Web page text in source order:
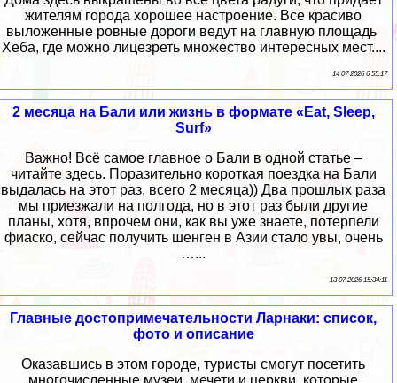
жителям города хорошее настроение. Все красиво
выложенные ровные дороги ведут на главную площадь
Хеба, где можно лицезреть множество интересных мест....
14 07 2026 6:55:17
2 месяца на Бали или жизнь в формате «Eat, Sleep,
Surf»
Важно! Всё самое главное о Бали в одной статье –
читайте здесь. Поразительно короткая поездка на Бали
выдалась на этот раз, всего 2 месяца)) Два прошлых раза
мы приезжали на полгода, но в этот раз были другие
планы, хотя, впрочем они, как вы уже знаете, потерпели
фиаско, сейчас получить шенген в Азии стало увы, очень
…...
13 07 2026 15:34:11
Главные достопримечательности Ларнаки: список,
фото и описание
Оказавшись в этом городе, туристы смогут посетить